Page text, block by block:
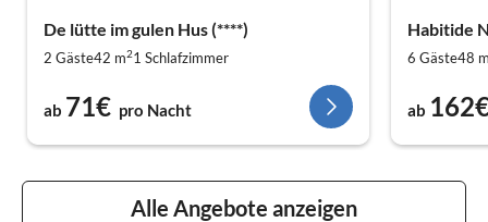
De lütte im gulen Hus (****)
2 Gäste42 m21 Schlafzimmer
ab 71€ pro Nacht
Habitide
6 Gäste48
ab
Alle Angebote anzeigen